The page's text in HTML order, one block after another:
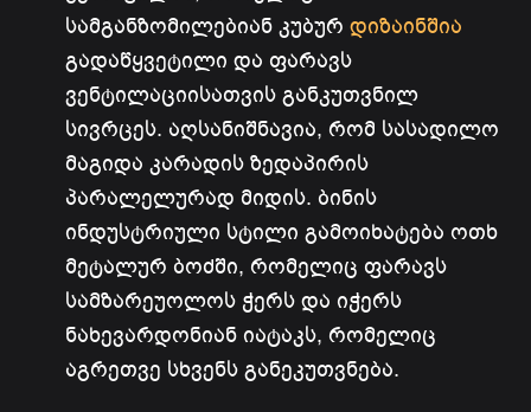
სამგანზომილებიან კუბურ დიზაინშია
გადაწყვეტილი და ფარავს
ვენტილაციისათვის განკუთვნილ
სივრცეს. აღსანიშნავია, რომ სასადილო
მაგიდა კარადის ზედაპირის
პარალელურად მიდის. ბინის
ინდუსტრიული სტილი გამოიხატება ოთხ
მეტალურ ბოძში, რომელიც ფარავს
სამზარეუოლოს ჭერს და იჭერს
ნახევარდონიან იატაკს, რომელიც
აგრეთვე სხვენს განეკუთვნება.